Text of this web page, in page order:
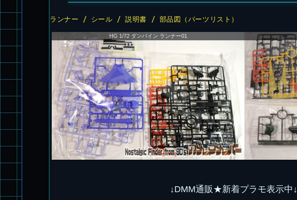
ランナー / シール / 説明書 / 部品図（パーツリスト）
HG 1/72 ダンバイン ランナー01
↓DMM通販★新着プラモ表示中↓